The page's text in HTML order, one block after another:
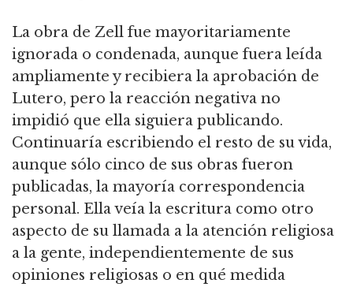
La obra de Zell fue mayoritariamente
ignorada o condenada, aunque fuera leída
ampliamente y recibiera la aprobación de
Lutero, pero la reacción negativa no
impidió que ella siguiera publicando.
Continuaría escribiendo el resto de su vida,
aunque sólo cinco de sus obras fueron
publicadas, la mayoría correspondencia
personal. Ella veía la escritura como otro
aspecto de su llamada a la atención religiosa
a la gente, independientemente de sus
opiniones religiosas o en qué medida